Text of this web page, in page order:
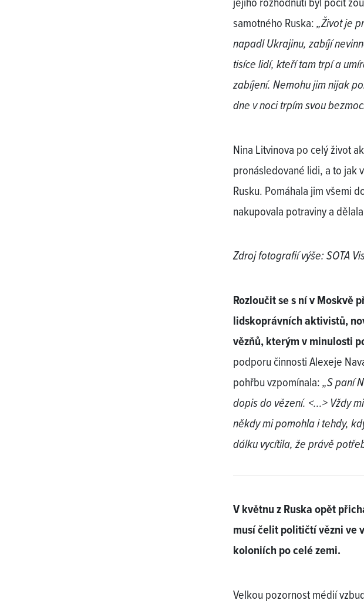
samotného Ruska:„Život je
napadl Ukrajinu, zabíjí
tisíce lidí, kteří tam trpí a
zabíjení. Nemohu jim nijak
dne v noci trpím svou
Nina Litvinova po celý život
pronásledované lidi, a to jak
Rusku. Pomáhala jim všemi
nakupovala potraviny a
Zdroj fotografií výše: SOTA
Rozloučit se s ní v Moskvě
lidskoprávních aktivistů,
vězňů, kterým v minulosti
podporu činnosti Alexeje
pohřbu vzpomínala:„S paní
dopis do vězení. <...> Vždy
někdy mi pomohla i tehdy,
dálku vycítila, že právě
V květnu z Ruska opět
musí čelit političtí vězni ve
koloniích po celé zemi.
Velkou pozornost médií